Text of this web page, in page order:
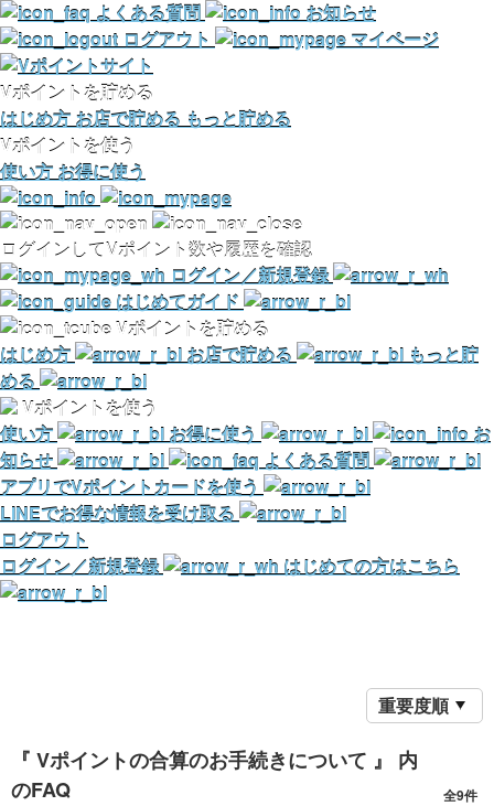
よくある質問
お知らせ
ログアウト
マイページ
Vポイントを貯める
はじめ方 お店で貯める もっと貯める
Vポイントを使う
使い方 お得に使う
ログインしてVポイント数や履歴を確認
ログイン／新規登録
はじめてガイド
Vポイントを貯める
はじめ方
お店で貯める
もっと貯
める
Vポイントを使う
使い方
お得に使う
お
知らせ
よくある質問
アプリでVポイントカードを使う
LINEでお得な情報を受け取る
ログアウト
ログイン／新規登録
はじめての方はこちら
重要度順
『 Vポイントの合算のお手続きについて 』 内
のFAQ
全9件